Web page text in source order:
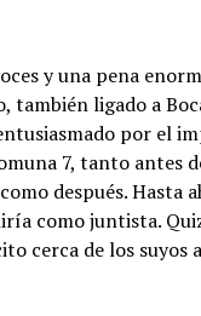
y una pena
también ligado a
por el
7, tanto antes
después. Hasta
como juntista.
cerca de los suyos